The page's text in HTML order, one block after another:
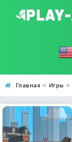
Главная » Игры »